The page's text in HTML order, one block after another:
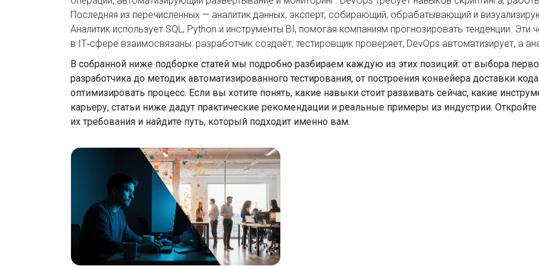
Последняя из перечисленных — аналитик данных, эксперт, собирающий, обрабатывающий и
Аналитик использует SQL, Python и инструменты BI, помогая компаниям прогнозировать тенденции.
в IT‑сфере взаимосвязаны: разработчик создаёт, тестировщик проверяет, DevOps автоматизирует, а
В собранной ниже подборке статей мы подробно разбираем каждую из этих позиций: от выбора
разработчика до методик автоматизированного тестирования, от построения конвейера доставки
оптимизировать процесс. Если вы хотите понять, какие навыки стоит развивать сейчас, какие
карьеру, статьи ниже дадут практические рекомендации и реальные примеры из индустрии.
их требования и найдите путь, который подходит именно вам.